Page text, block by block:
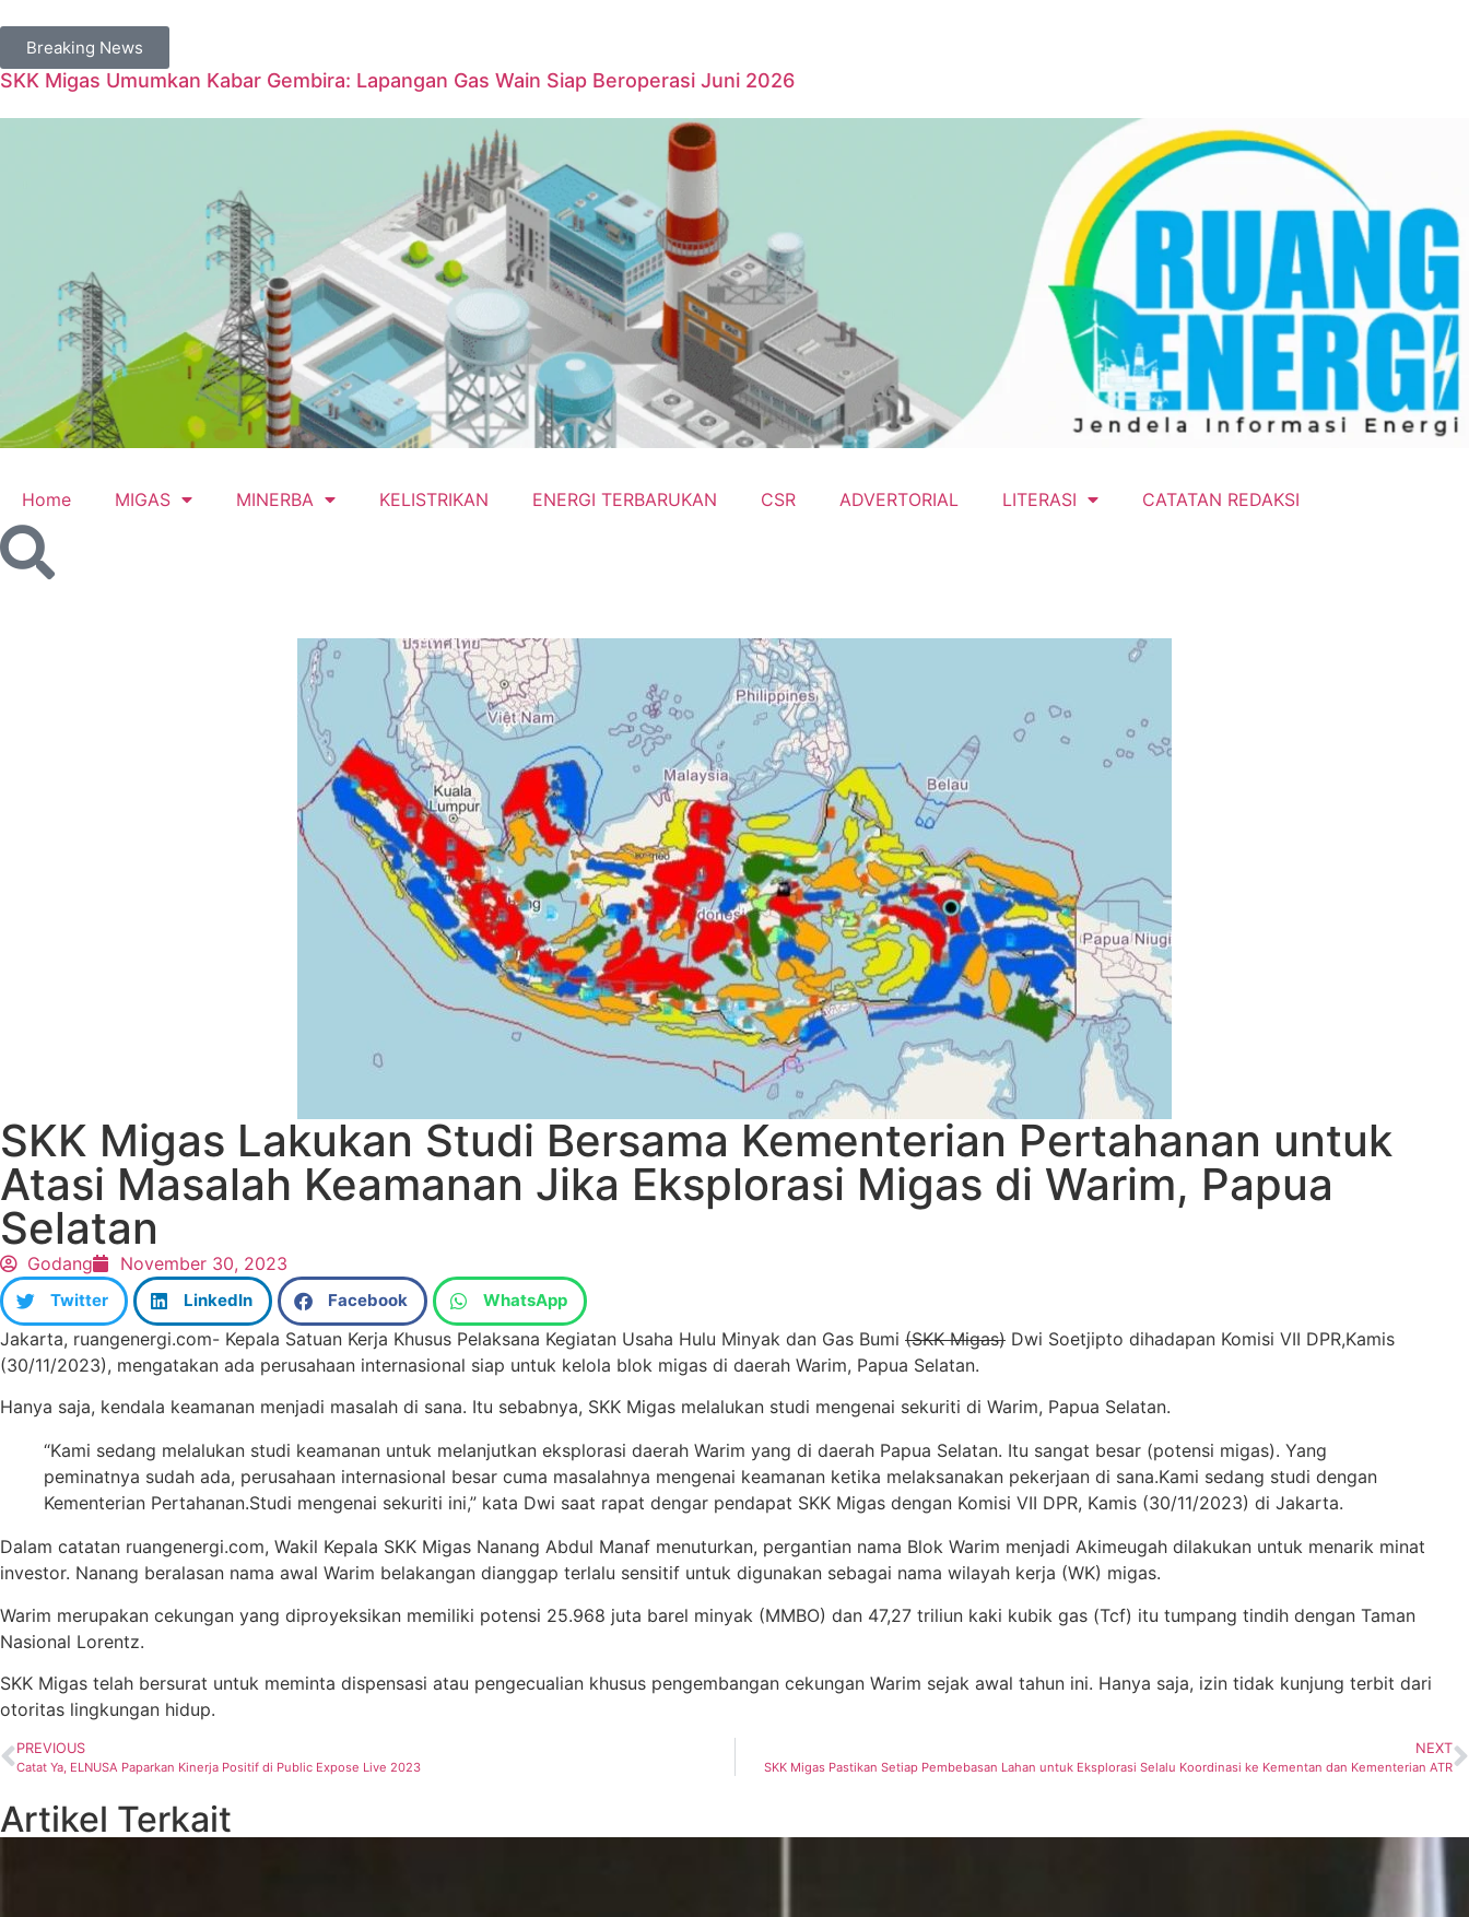
Breaking News
SKK Migas Umumkan Kabar Gembira: Lapangan Gas Wain Siap Beroperasi Juni 2026
Home MIGAS MINERBA KELISTRIKAN ENERGI TERBARUKAN CSR ADVERTORIAL LITERASI CATATAN REDAKSI
SKK Migas Lakukan Studi Bersama Kementerian Pertahanan untuk
Atasi Masalah Keamanan Jika Eksplorasi Migas di Warim, Papua
Selatan
Godang November 30, 2023
Twitter LinkedIn Facebook WhatsApp
Jakarta, ruangenergi.com- Kepala Satuan Kerja Khusus Pelaksana Kegiatan Usaha Hulu Minyak dan Gas Bumi (SKK Migas) Dwi Soetjipto dihadapan Komisi VII DPR,Kamis
(30/11/2023), mengatakan ada perusahaan internasional siap untuk kelola blok migas di daerah Warim, Papua Selatan.
Hanya saja, kendala keamanan menjadi masalah di sana. Itu sebabnya, SKK Migas melalukan studi mengenai sekuriti di Warim, Papua Selatan.
“Kami sedang melalukan studi keamanan untuk melanjutkan eksplorasi daerah Warim yang di daerah Papua Selatan. Itu sangat besar (potensi migas). Yang
peminatnya sudah ada, perusahaan internasional besar cuma masalahnya mengenai keamanan ketika melaksanakan pekerjaan di sana.Kami sedang studi dengan
Kementerian Pertahanan.Studi mengenai sekuriti ini,” kata Dwi saat rapat dengar pendapat SKK Migas dengan Komisi VII DPR, Kamis (30/11/2023) di Jakarta.
Dalam catatan ruangenergi.com, Wakil Kepala SKK Migas Nanang Abdul Manaf menuturkan, pergantian nama Blok Warim menjadi Akimeugah dilakukan untuk menarik minat
investor. Nanang beralasan nama awal Warim belakangan dianggap terlalu sensitif untuk digunakan sebagai nama wilayah kerja (WK) migas.
Warim merupakan cekungan yang diproyeksikan memiliki potensi 25.968 juta barel minyak (MMBO) dan 47,27 triliun kaki kubik gas (Tcf) itu tumpang tindih dengan Taman
Nasional Lorentz.
SKK Migas telah bersurat untuk meminta dispensasi atau pengecualian khusus pengembangan cekungan Warim sejak awal tahun ini. Hanya saja, izin tidak kunjung terbit dari
otoritas lingkungan hidup.
PREVIOUS
Catat Ya, ELNUSA Paparkan Kinerja Positif di Public Expose Live 2023
NEXT
SKK Migas Pastikan Setiap Pembebasan Lahan untuk Eksplorasi Selalu Koordinasi ke Kementan dan Kementerian ATR
Artikel Terkait